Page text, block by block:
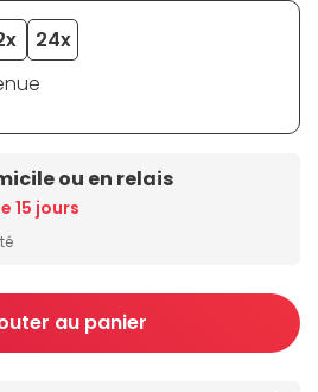
24x
ou en relais
15 jours
au panier